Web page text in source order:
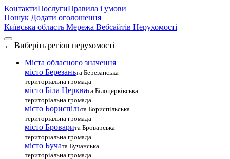
КонтактиПослугиПравила і умови
Пошук Додати оголошення
Київська область Мережа Вебсайтів Нерухомості
← Виберіть регіон нерухомості
Міста обласного значення
місто Березаньта Березанська
територіальна громада
місто Біла Церквата Білоцерківська
територіальна громада
місто Бориспільта Бориспільська
територіальна громада
місто Броварита Броварська
територіальна громада
місто Бучата Бучанська
територіальна громада